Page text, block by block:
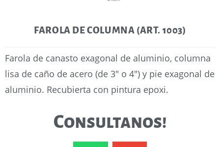
FAROLA DE COLUMNA (ART. 1003)
Farola de canasto exagonal de aluminio, columna
lisa de caño de acero (de 3″ o 4″) y pie exagonal de
aluminio. Recubierta con pintura epoxi.
Consultanos!